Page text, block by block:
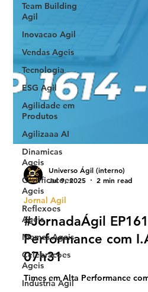
Team Building
Agil
Inovacao Agil
Vendas Ageis
Tecnologia
ESG Agil
Agilidade em
Produtos
Agilizaaa AI
Dinamicas
Ageis
Certificacoes
Ageis
Reflexoes
Ageis
Memes Ageis
Celebracoes
Ageis
Industria Agil
Universo Ágil (interno)
Jul 9, 2025
Jornal Agil
#JornadaÁgil
Performance com
07h31